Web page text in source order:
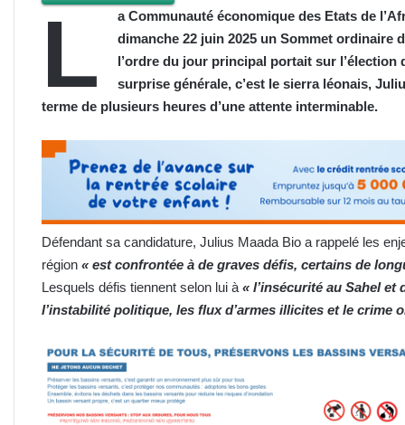
L
a Communauté économique des Etats de
dimanche 22 juin 2025 un Sommet ordinaire
l’ordre du jour principal portait sur l’élection
surprise générale, c’est le sierra léonais,
terme de plusieurs heures d’une attente interminable.
Défendant sa candidature, Julius Maada Bio a rappelé les
région « est confrontée à de graves défis, certains de
Lesquels défis tiennent selon lui à « l’insécurité au Sahel
l’instabilité politique, les flux d’armes illicites et le crime